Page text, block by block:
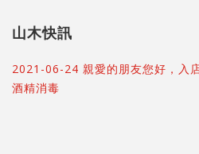
山木快訊
2021-06-24 親愛的朋友您好，入
酒精消毒